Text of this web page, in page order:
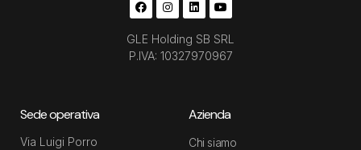
GLE Holding SB SRL
P.IVA: 10327970967
Sede operativa
Via Luigi Porro
Azienda
Chi siamo